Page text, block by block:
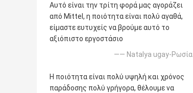
Αυτό είναι την τρίτη φορά μας αγοράζει
από Mittel, η ποιότητα είναι πολύ αγαθά,
είμαστε ευτυχείς να βρούμε αυτό το
αξιόπιστο εργοστάσιο
—— Natalya ugay-Ρωσία
Η ποιότητα είναι πολύ υψηλή και χρόνος
παράδοσης πολύ γρήγορα, θέλουμε να